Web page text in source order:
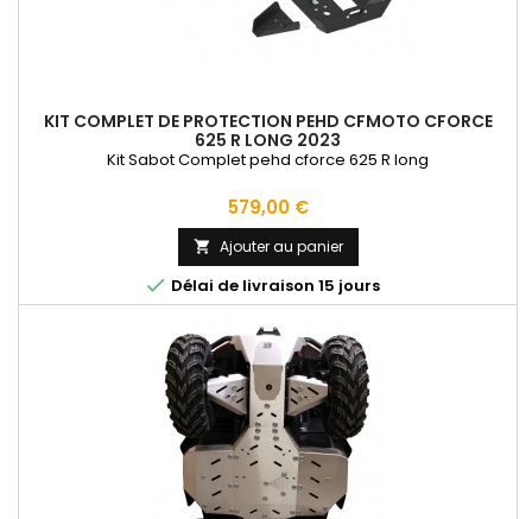
KIT COMPLET DE PROTECTION PEHD CFMOTO CFORCE
625 R LONG 2023
Kit Sabot Complet pehd cforce 625 R long
Prix
579,00 €
 Ajouter au panier
 Délai de livraison 15 jours